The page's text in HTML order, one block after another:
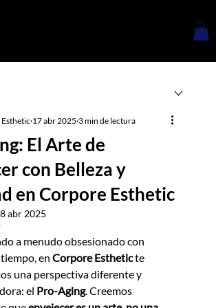
El Arte de
con Belleza y
en Corpore Esthetic
17 abr 2025 3 min de lectura
abr 2025
de 5 estrellas.
a menudo obsesionado con
en Corpore Esthetic te
una perspectiva diferente y
el Pro-Aging. Creemos